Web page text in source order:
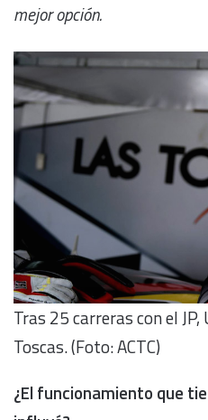
mejor opción.
Tras 25 carreras con el
Toscas. (Foto: ACTC)
¿El funcionamiento que